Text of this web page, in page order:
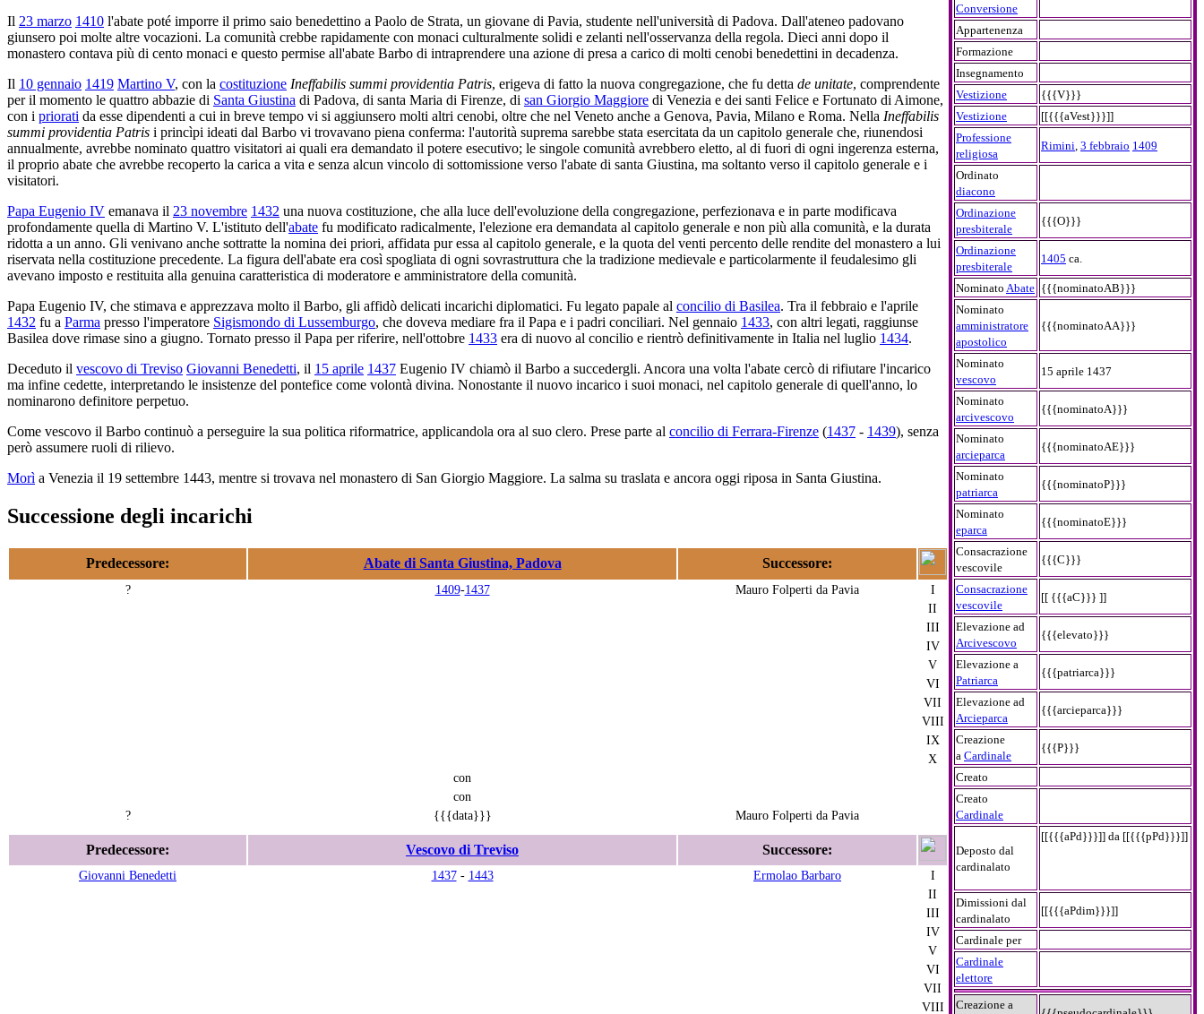
Conversione
Appartenenza
Formazione
Insegnamento
Vestizione
{{{V}}}
Vestizione
[[{{{aVest}}}]]
Professione
religiosa
Rimini, 3 febbraio 1409
Ordinato
diacono
Ordinazione
presbiterale
{{{O}}}
Ordinazione
presbiterale
1405 ca.
Nominato Abate {{{nominatoAB}}}
Nominato
amministratore
apostolico
{{{nominatoAA}}}
Nominato
vescovo
15 aprile 1437
Nominato
arcivescovo
{{{nominatoA}}}
Nominato
arcieparca
{{{nominatoAE}}}
Nominato
patriarca
{{{nominatoP}}}
Nominato
eparca
{{{nominatoE}}}
Consacrazione
vescovile
{{{C}}}
Consacrazione
vescovile
[[ {{{aC}}} ]]
Elevazione ad
Arcivescovo
{{{elevato}}}
Elevazione a
Patriarca
{{{patriarca}}}
Elevazione ad
Arcieparca
{{{arcieparca}}}
Creazione
a Cardinale
{{{P}}}
Creato
Creato
Cardinale
Deposto dal
cardinalato
[[{{{aPd}}}]] da [[{{{pPd}}}]]
Dimissioni dal
cardinalato
[[{{{aPdim}}}]]
Cardinale per
Cardinale
elettore
Creazione a
Il 23 marzo 1410 l'abate poté imporre il primo saio benedettino a Paolo de Strata, un giovane di Pavia, studente nell'università di Padova. Dall'ateneo padovano
giunsero poi molte altre vocazioni. La comunità crebbe rapidamente con monaci culturalmente solidi e zelanti nell'osservanza della regola. Dieci anni dopo il
monastero contava più di cento monaci e questo permise all'abate Barbo di intraprendere una azione di presa a carico di molti cenobi benedettini in decadenza.
Il 10 gennaio 1419 Martino V, con la costituzione Ineffabilis summi providentia Patris, erigeva di fatto la nuova congregazione, che fu detta de unitate, comprendente
per il momento le quattro abbazie di Santa Giustina di Padova, di santa Maria di Firenze, di san Giorgio Maggiore di Venezia e dei santi Felice e Fortunato di Aimone,
con i priorati da esse dipendenti a cui in breve tempo vi si aggiunsero molti altri cenobi, oltre che nel Veneto anche a Genova, Pavia, Milano e Roma. Nella Ineffabilis
summi providentia Patris i princìpi ideati dal Barbo vi trovavano piena conferma: l'autorità suprema sarebbe stata esercitata da un capitolo generale che, riunendosi
annualmente, avrebbe nominato quattro visitatori ai quali era demandato il potere esecutivo; le singole comunità avrebbero eletto, al di fuori di ogni ingerenza esterna,
il proprio abate che avrebbe recoperto la carica a vita e senza alcun vincolo di sottomissione verso l'abate di santa Giustina, ma soltanto verso il capitolo generale e i
visitatori.
Papa Eugenio IV emanava il 23 novembre 1432 una nuova costituzione, che alla luce dell'evoluzione della congregazione, perfezionava e in parte modificava
profondamente quella di Martino V. L'istituto dell'abate fu modificato radicalmente, l'elezione era demandata al capitolo generale e non più alla comunità, e la durata
ridotta a un anno. Gli venivano anche sottratte la nomina dei priori, affidata pur essa al capitolo generale, e la quota del venti percento delle rendite del monastero a lui
riservata nella costituzione precedente. La figura dell'abate era così spogliata di ogni sovrastruttura che la tradizione medievale e particolarmente il feudalesimo gli
avevano imposto e restituita alla genuina caratteristica di moderatore e amministratore della comunità.
Papa Eugenio IV, che stimava e apprezzava molto il Barbo, gli affidò delicati incarichi diplomatici. Fu legato papale al concilio di Basilea. Tra il febbraio e l'aprile
1432 fu a Parma presso l'imperatore Sigismondo di Lussemburgo, che doveva mediare fra il Papa e i padri conciliari. Nel gennaio 1433, con altri legati, raggiunse
Basilea dove rimase sino a giugno. Tornato presso il Papa per riferire, nell'ottobre 1433 era di nuovo al concilio e rientrò definitivamente in Italia nel luglio 1434.
Deceduto il vescovo di Treviso Giovanni Benedetti, il 15 aprile 1437 Eugenio IV chiamò il Barbo a succedergli. Ancora una volta l'abate cercò di rifiutare l'incarico
ma infine cedette, interpretando le insistenze del pontefice come volontà divina. Nonostante il nuovo incarico i suoi monaci, nel capitolo generale di quell'anno, lo
nominarono definitore perpetuo.
Come vescovo il Barbo continuò a perseguire la sua politica riformatrice, applicandola ora al suo clero. Prese parte al concilio di Ferrara-Firenze (1437 - 1439), senza
però assumere ruoli di rilievo.
Morì a Venezia il 19 settembre 1443, mentre si trovava nel monastero di San Giorgio Maggiore. La salma su traslata e ancora oggi riposa in Santa Giustina.
Successione degli incarichi
Predecessore: Abate di Santa Giustina, Padova Successore:
? 1409-1437 Mauro Folperti da Pavia
I
II
III
IV
V
VI
VII
VIII
IX
X
con
con
?
{{{data}}} Mauro Folperti da Pavia
Predecessore: Vescovo di Treviso Successore:
Giovanni Benedetti 1437- 1443 Ermolao Barbaro
I
II
III
IV
V
VI
VII
VIII